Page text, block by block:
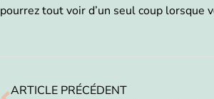
pourrez tout voir d’un seul coup lorsque
ARTICLE PRÉCÉDENT